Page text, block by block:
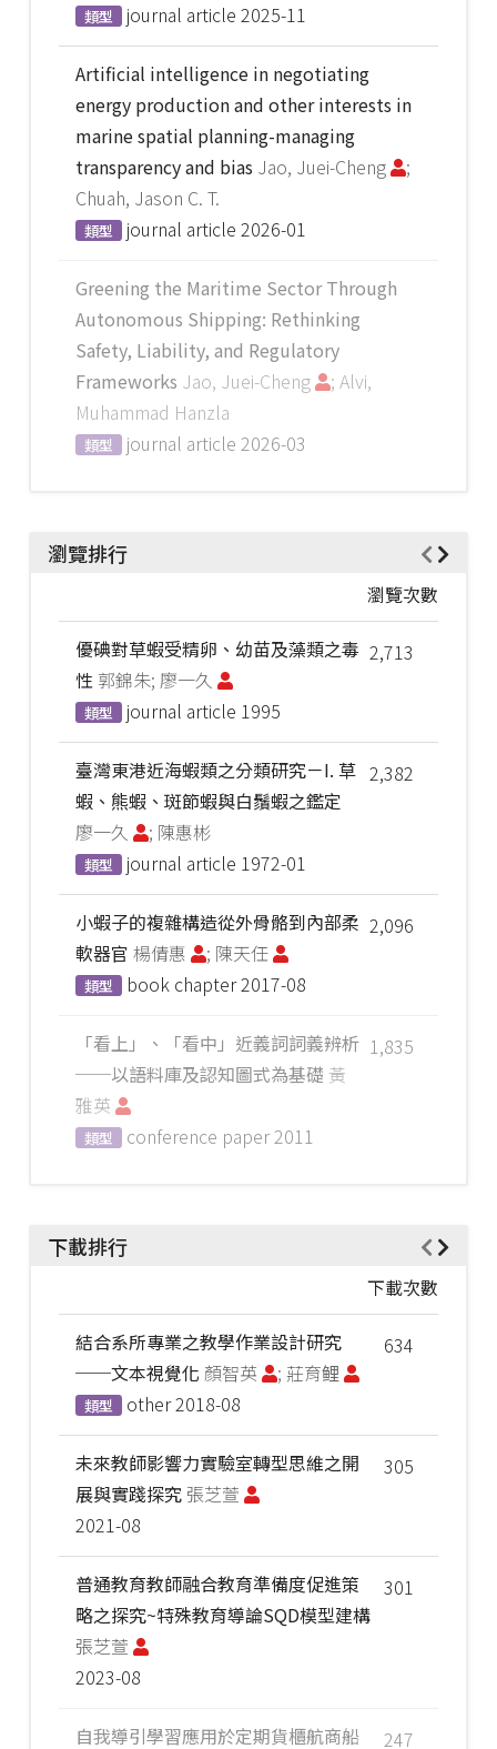
類型 journal article 2025-11
Artificial intelligence in negotiating
energy production and other interests in
marine spatial planning-managing
transparency and bias Jao, Juei-Cheng
;
Chuah, Jason C. T.
類型 journal article 2026-01
Greening the Maritime Sector Through
Autonomous Shipping: Rethinking
Safety, Liability, and Regulatory
Frameworks Jao, Juei-Cheng
; Alvi,
Muhammad Hanzla
類型 journal article 2026-03
瀏覽排行
瀏覽次數
2,713
優碘對草蝦受精卵、幼苗及藻類之毒
性 郭錦朱; 廖一久
類型 journal article 1995
2,382
臺灣東港近海蝦類之分類研究－I. 草
蝦、熊蝦、斑節蝦與白鬚蝦之鑑定
廖一久
; 陳惠彬
類型 journal article 1972-01
2,096
小蝦子的複雜構造從外骨骼到內部柔
軟器官 楊倩惠 ; 陳天任
類型 book chapter2017-08
1,835
「看上」、「看中」近義詞詞義辨析
──以語料庫及認知圖式為基礎 黃
雅英
類型 conference paper2011
下載排行
下載次數
634
結合系所專業之教學作業設計研究
──文本視覺化 顏智英 ; 莊育鲤
類型 other2018-08
305
未來教師影響力實驗室轉型思維之開
展與實踐探究 張芝萱
2021-08
301
普通教育教師融合教育準備度促進策
略之探究~特殊教育導論SQD模型建構
張芝萱
2023-08
247
自我導引學習應用於定期貨櫃航商船